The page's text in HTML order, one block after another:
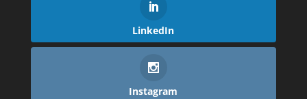
LinkedIn
Instagram